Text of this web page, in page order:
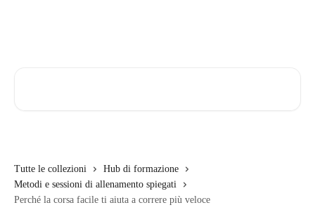
Tutte le collezioni
Hub di formazione
Metodi e sessioni di allenamento spiegati
Perché la corsa facile ti aiuta a correre più veloce